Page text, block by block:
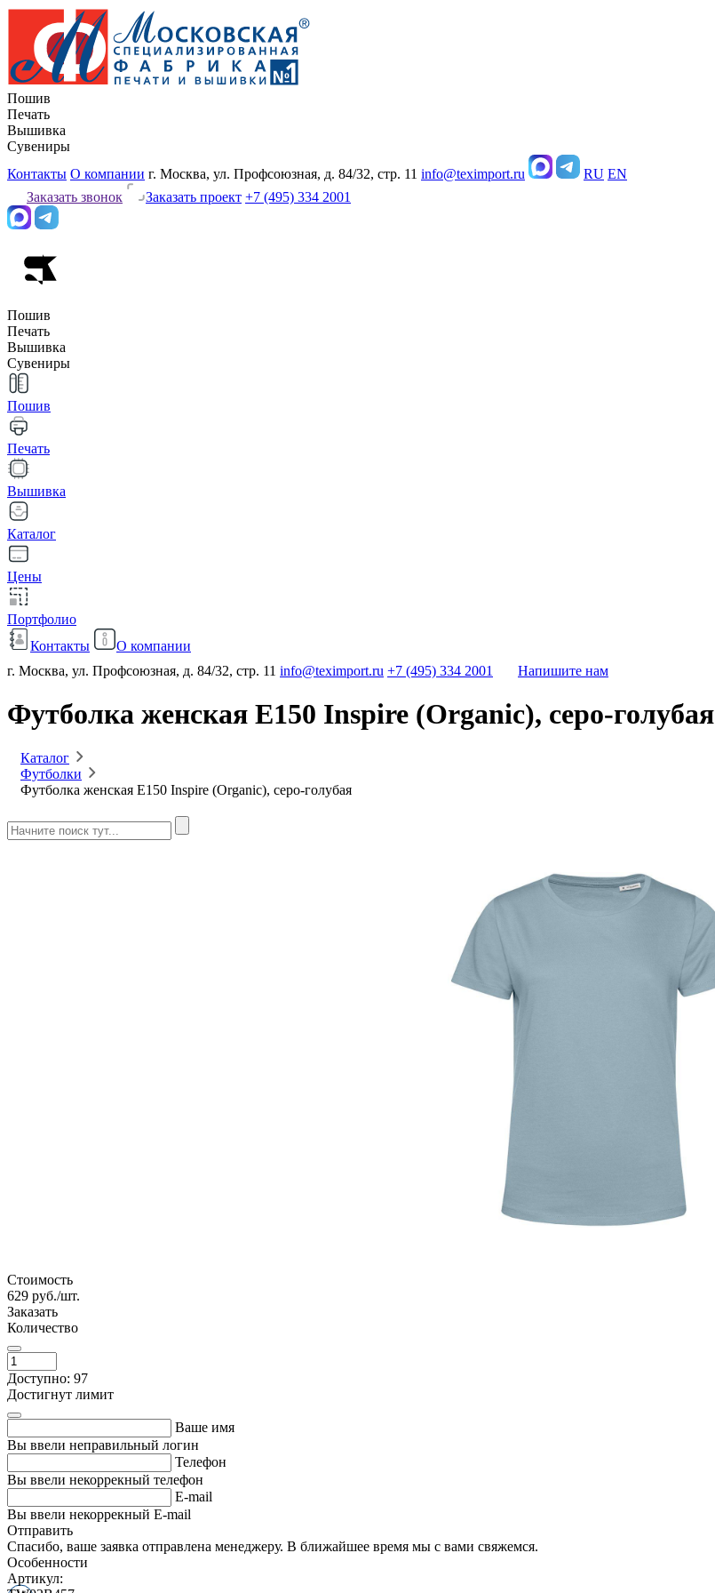
Пошив
Печать
Вышивка
Сувениры
Контакты О компании г. Москва, ул. Профсоюзная, д. 84/32, стр. 11 info@teximport.ru RU EN
Заказать звонок
Заказать проект +7 (495) 334 2001
Пошив
Печать
Вышивка
Сувениры
Пошив
Печать
Вышивка
Каталог
Цены
Портфолио
Контакты
О компании
г. Москва, ул. Профсоюзная, д. 84/32, стр. 11 info@teximport.ru +7 (495) 334 2001 Напишите нам
Футболка женская E150 Inspire (Organic), серо-голубая
Каталог
Футболки
Футболка женская E150 Inspire (Organic), серо-голубая
Стоимость
629 руб./шт.
Заказать
Количество
Доступно: 97
Достигнут лимит
Ваше имя
Вы ввели неправильный логин
Телефон
Вы ввели некоррекный телефон
E-mail
Вы ввели некоррекный E-mail
Отправить
Спасибо, ваше заявка отправлена менеджеру. В ближайшее время мы с вами свяжемся.
Особенности
Артикул: